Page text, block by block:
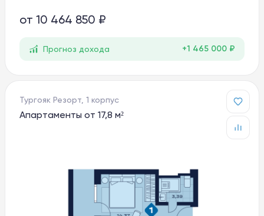
от 10 464 850 ₽
Прогноз дохода +1 465 000 ₽
Тургояк Резорт, 1 корпус
Апартаменты от 17,8 м²